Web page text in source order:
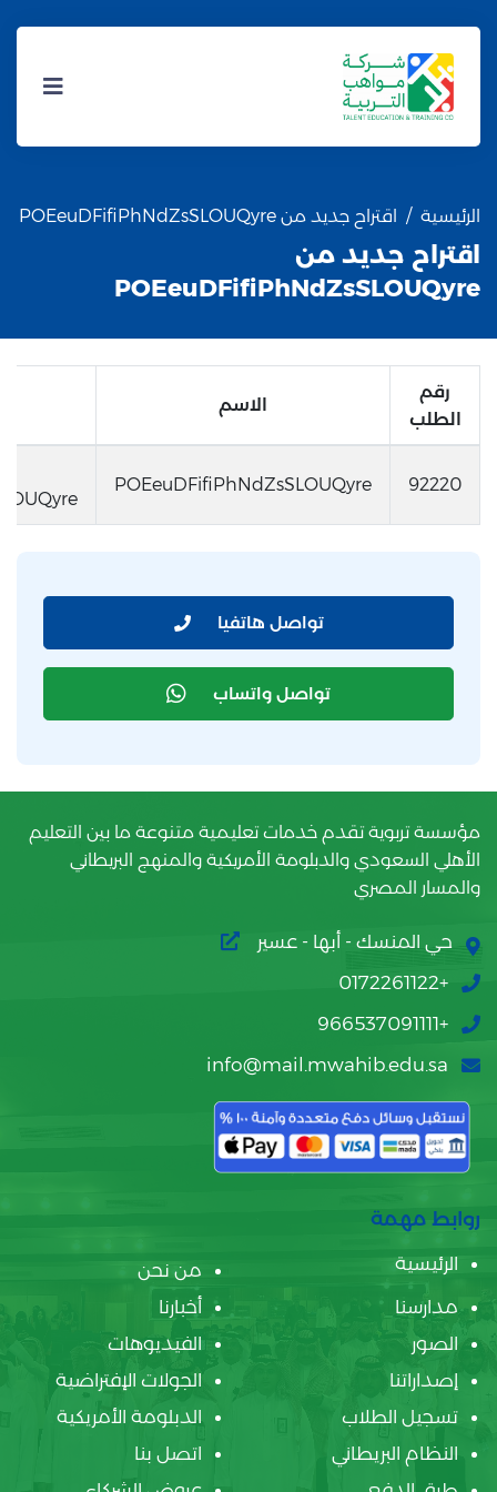
الرئيسية اقتراح جديد من POEeuDFifiPhNdZsSLOUQyre
اقتراح جديد من
POEeuDFifiPhNdZsSLOUQyre
رقم
الطلب
الاسم
92220
POEeuDFifiPhNdZsSLOUQyre
تواصل هاتفيا
تواصل واتساب
مؤسسة تربوية تقدم خدمات تعليمية متنوعة ما بين التعليم
الأهلي السعودي والدبلومة الأمريكية والمنهج البريطاني
والمسار المصري
حي المنسك - أبها - عسير
+0172261122
+966537091111
info@mail.mwahib.edu.sa
روابط مهمة
الرئيسية
من نحن
مدارسنا
أخبارنا
الصور
الفيديوهات
إصداراتنا
الجولات الإفتراضية
تسجيل الطلاب
الدبلومة الأمريكية
النظام البريطاني
اتصل بنا